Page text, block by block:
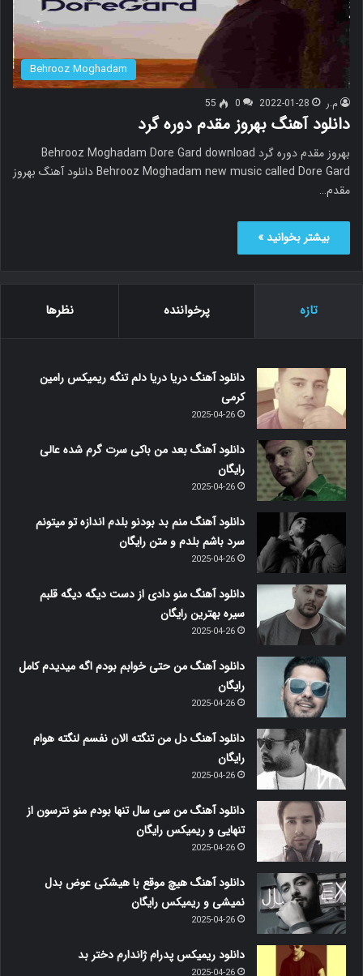
Behrooz Moghadam
م.ر 2022-01-28
0
55
دانلود آهنگ بهروز مقدم دوره گرد
بهروز مقدم دوره گرد Behrooz Moghadam Dore Gard download
Behrooz Moghadam new music called Dore Gard دانلود آهنگ بهروز
مقدم…
بیشتر بخوانید »
تازه پرخواننده نظرها
دانلود آهنگ دریا دریا دلم تنگه ریمیکس رامین
کرمی
2025-04-26
دانلود آهنگ بعد من باکی سرت گرم شده عالی
رایگان
2025-04-26
دانلود آهنگ منم بد بودنو بلدم اندازه تو میتونم
سرد باشم بلدم و متن رایگان
2025-04-26
دانلود آهنگ منو دادی از دست دیگه دیگه قلبم
سیره بهترین رایگان
2025-04-26
دانلود آهنگ من حتی خوابم بودم اگه میدیدم کامل
رایگان
2025-04-26
دانلود آهنگ دل من تنگته الان نفسم لنگته هوام
رایگان
2025-04-26
دانلود آهنگ من سی سال تنها بودم منو نترسون از
تنهایی و ریمیکس رایگان
2025-04-26
دانلود آهنگ هیچ موقع با هیشکی عوض بدل
نمیشی و ریمیکس رایگان
2025-04-26
دانلود ریمیکس پدرام ژاندارم دختر بد
2025-04-26